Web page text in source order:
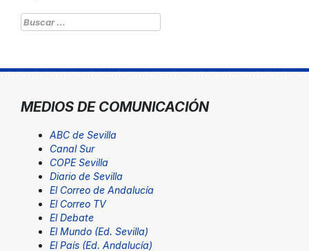
Buscar:
MEDIOS DE COMUNICACIÓN
ABC de Sevilla
Canal Sur
COPE Sevilla
Diario de Sevilla
El Correo de Andalucía
El Correo TV
El Debate
El Mundo (Ed. Sevilla)
El País (Ed. Andalucía)